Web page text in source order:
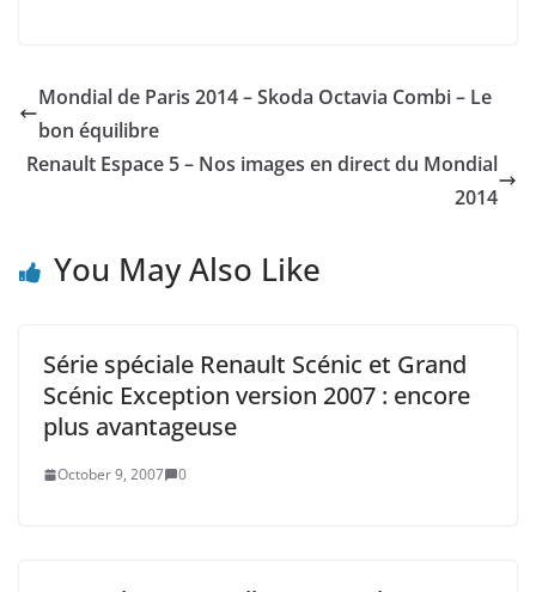
Mondial de Paris 2014 – Skoda Octavia Combi – Le
bon équilibre
Renault Espace 5 – Nos images en direct du Mondial
2014
You May Also Like
Série spéciale Renault Scénic et Grand
Scénic Exception version 2007 : encore
plus avantageuse
October 9, 2007 0